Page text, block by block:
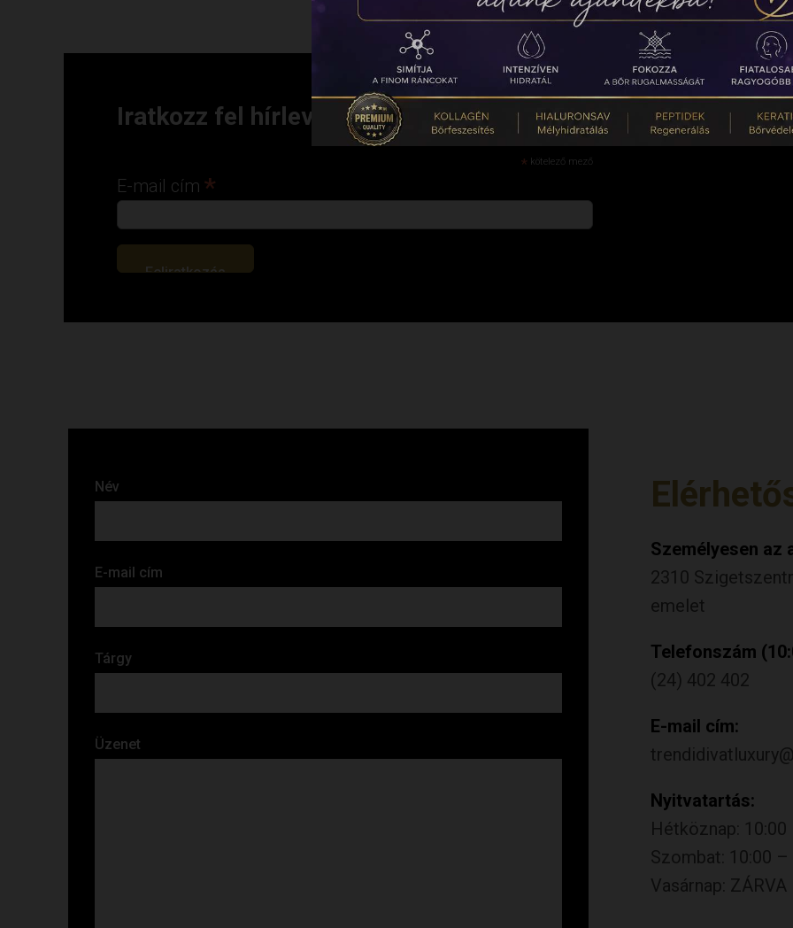
Iratkozz fel hírlevelünkre!
* kötelező mező
E-mail cím*
Név
E-mail cím
Tárgy
Üzenet
Személyesen az
2310
emelet
Telefonszám
(24) 402 402
E-mail cím:
Nyitvatartás:
Hétköznap: 10:00
Szombat: 10:00 –
Vasárnap: ZÁRVA